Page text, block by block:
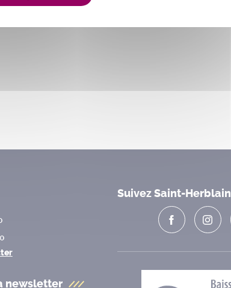
newsletter
Suivez Saint-Herblain